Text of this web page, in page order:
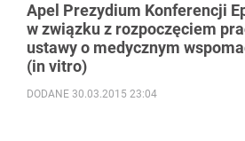
Apel Prezydium Konferencji
w związku z rozpoczęciem
ustawy o medycznym
(in vitro)
DODANE 30.03.2015 23:04